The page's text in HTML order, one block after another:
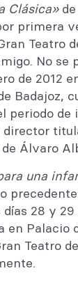
Clásica»de
primera
Teatro
No se
de 2012
Badajoz,
periodo de
Álvaro
una
28 y 29
en Palacio
Teatro